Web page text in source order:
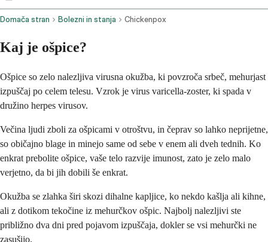
Domača stran Bolezni in stanja Chickenpox
Kaj je ošpice?
Ošpice so zelo nalezljiva virusna okužba, ki povzroča srbeč, mehurjast
izpuščaj po celem telesu. Vzrok je virus varicella-zoster, ki spada v
družino herpes virusov.
Večina ljudi zboli za ošpicami v otroštvu, in čeprav so lahko neprijetne,
so običajno blage in minejo same od sebe v enem ali dveh tednih. Ko
enkrat prebolite ošpice, vaše telo razvije imunost, zato je zelo malo
verjetno, da bi jih dobili še enkrat.
Okužba se zlahka širi skozi dihalne kapljice, ko nekdo kašlja ali kihne,
ali z dotikom tekočine iz mehurčkov ošpic. Najbolj nalezljivi ste
približno dva dni pred pojavom izpuščaja, dokler se vsi mehurčki ne
zasušijo.